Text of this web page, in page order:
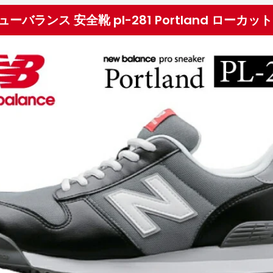
ーバランス 安全靴 pl-281 Portland ローカッ